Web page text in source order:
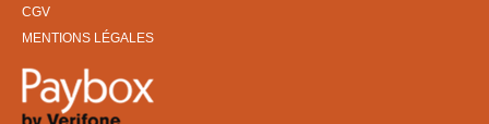
CGV
MENTIONS LÉGALES